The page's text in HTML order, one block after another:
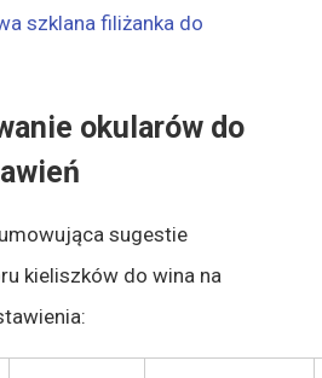
okularów do
sugestie
kieliszków do wina na